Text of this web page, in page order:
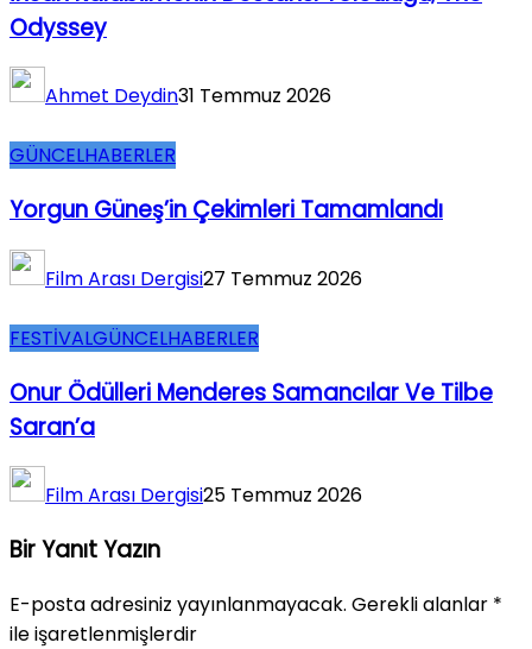
Odyssey
Ahmet Deydin31 Temmuz 2026
GÜNCELHABERLER
Yorgun Güneş’in Çekimleri Tamamlandı
Film Arası Dergisi27 Temmuz 2026
FESTİVALGÜNCELHABERLER
Onur Ödülleri Menderes Samancılar Ve Tilbe
Saran’a
Film Arası Dergisi25 Temmuz 2026
Bir Yanıt Yazın
E-posta adresiniz yayınlanmayacak. Gerekli alanlar *
ile işaretlenmişlerdir